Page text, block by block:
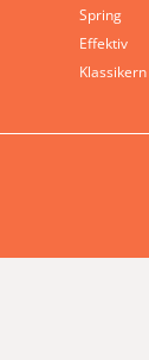
Spring
Effektiv
Klassikern